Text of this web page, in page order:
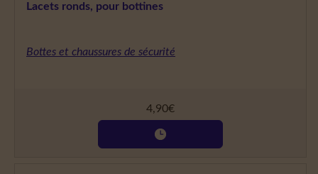
Lacets ronds, pour bottines
Bottes et chaussures de sécurité
4,90€